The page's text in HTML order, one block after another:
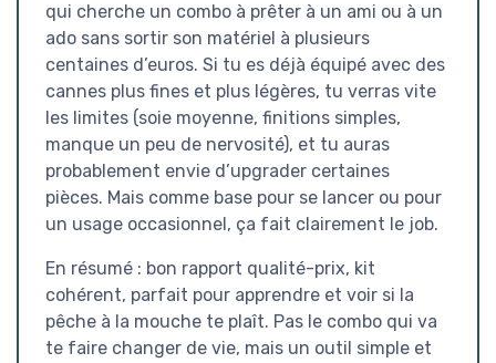
qui cherche un combo à prêter à un ami ou à un
ado sans sortir son matériel à plusieurs
centaines d’euros. Si tu es déjà équipé avec des
cannes plus fines et plus légères, tu verras vite
les limites (soie moyenne, finitions simples,
manque un peu de nervosité), et tu auras
probablement envie d’upgrader certaines
pièces. Mais comme base pour se lancer ou pour
un usage occasionnel, ça fait clairement le job.
En résumé : bon rapport qualité-prix, kit
cohérent, parfait pour apprendre et voir si la
pêche à la mouche te plaît. Pas le combo qui va
te faire changer de vie, mais un outil simple et